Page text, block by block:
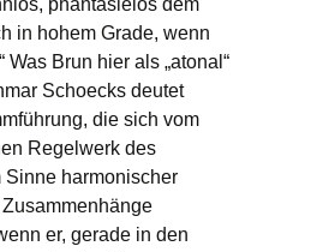
phantasielos dem
in hohem Grade, wenn
Brun hier als „atonal“
Schoecks deutet
die sich vom
Regelwerk des
Sinne harmonischer
er, gerade in den